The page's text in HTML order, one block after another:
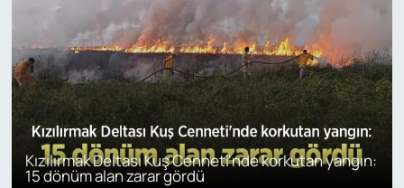
Kızılırmak Deltası Kuş Cenneti'nde korkutan yangın:
15 dönüm alan zarar gördü